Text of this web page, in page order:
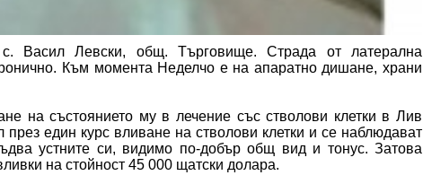
Васил Левски, общ. Търговище. Страда от латерална
Към момента Неделчо е на апаратно дишане, храни
на състоянието му в лечение със стволови клетки в Лив
един курс вливане на стволови клетки и се наблюдават
устните си, видимо по-добър общ вид и тонус. Затова
на стойност 45 000 щатски долара.